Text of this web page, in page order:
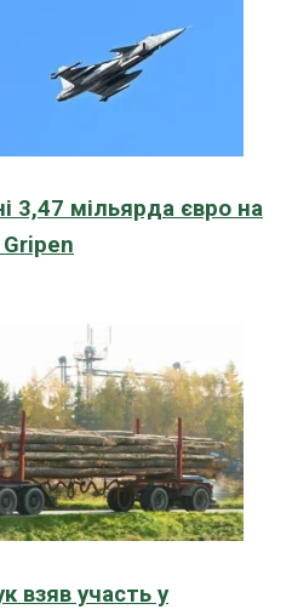
3,47 мільярда євро на
взяв участь у